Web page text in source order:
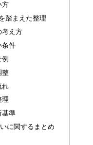
方
踏まえた整理
考え方
条件
整
れ
理
基準
に関するまとめ